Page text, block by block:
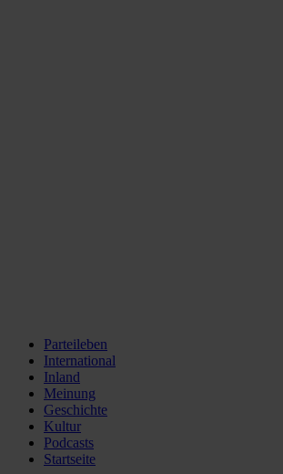
Parteileben
International
Inland
Meinung
Geschichte
Kultur
Podcasts
Startseite